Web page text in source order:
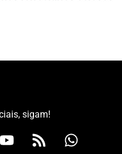
sigam!